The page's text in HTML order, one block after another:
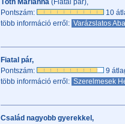
Tóth Marianna (Fiatal pár),
Pontszám:
10
több információ erről: Varázslatos
Fiatal pár,
Pontszám:
9
több információ erről: Szerelmesek
Család nagyobb gyerekkel,